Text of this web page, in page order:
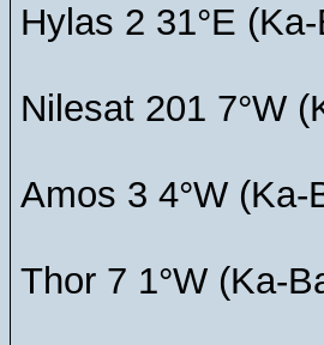
Hylas 2 31°E
Nilesat 201 7°W
Amos 3 4°W
Thor 7 1°W (Ka-